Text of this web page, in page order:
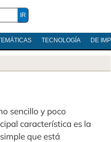
TECNOLOGÍA DE
sencillo y poco
característica es la
que está